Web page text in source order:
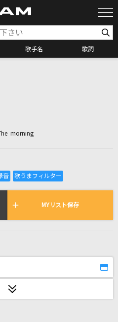
歌手名 歌詞
りれき
われている曲の一覧
morning
MYリスト保存